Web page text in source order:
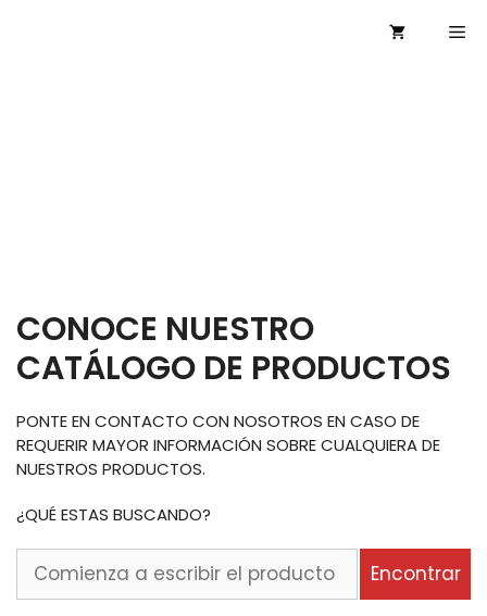
CONOCE NUESTRO
CATÁLOGO DE PRODUCTOS
PONTE EN CONTACTO CON NOSOTROS EN CASO DE
REQUERIR MAYOR INFORMACIÓN SOBRE CUALQUIERA DE
NUESTROS PRODUCTOS.
¿QUÉ ESTAS BUSCANDO?
Comienza
Encontrar